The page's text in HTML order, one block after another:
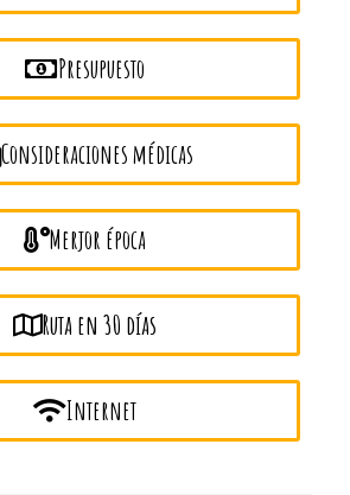
Presupuesto
Consideraciones médicas
Merjor época
Ruta en 30 días
Internet